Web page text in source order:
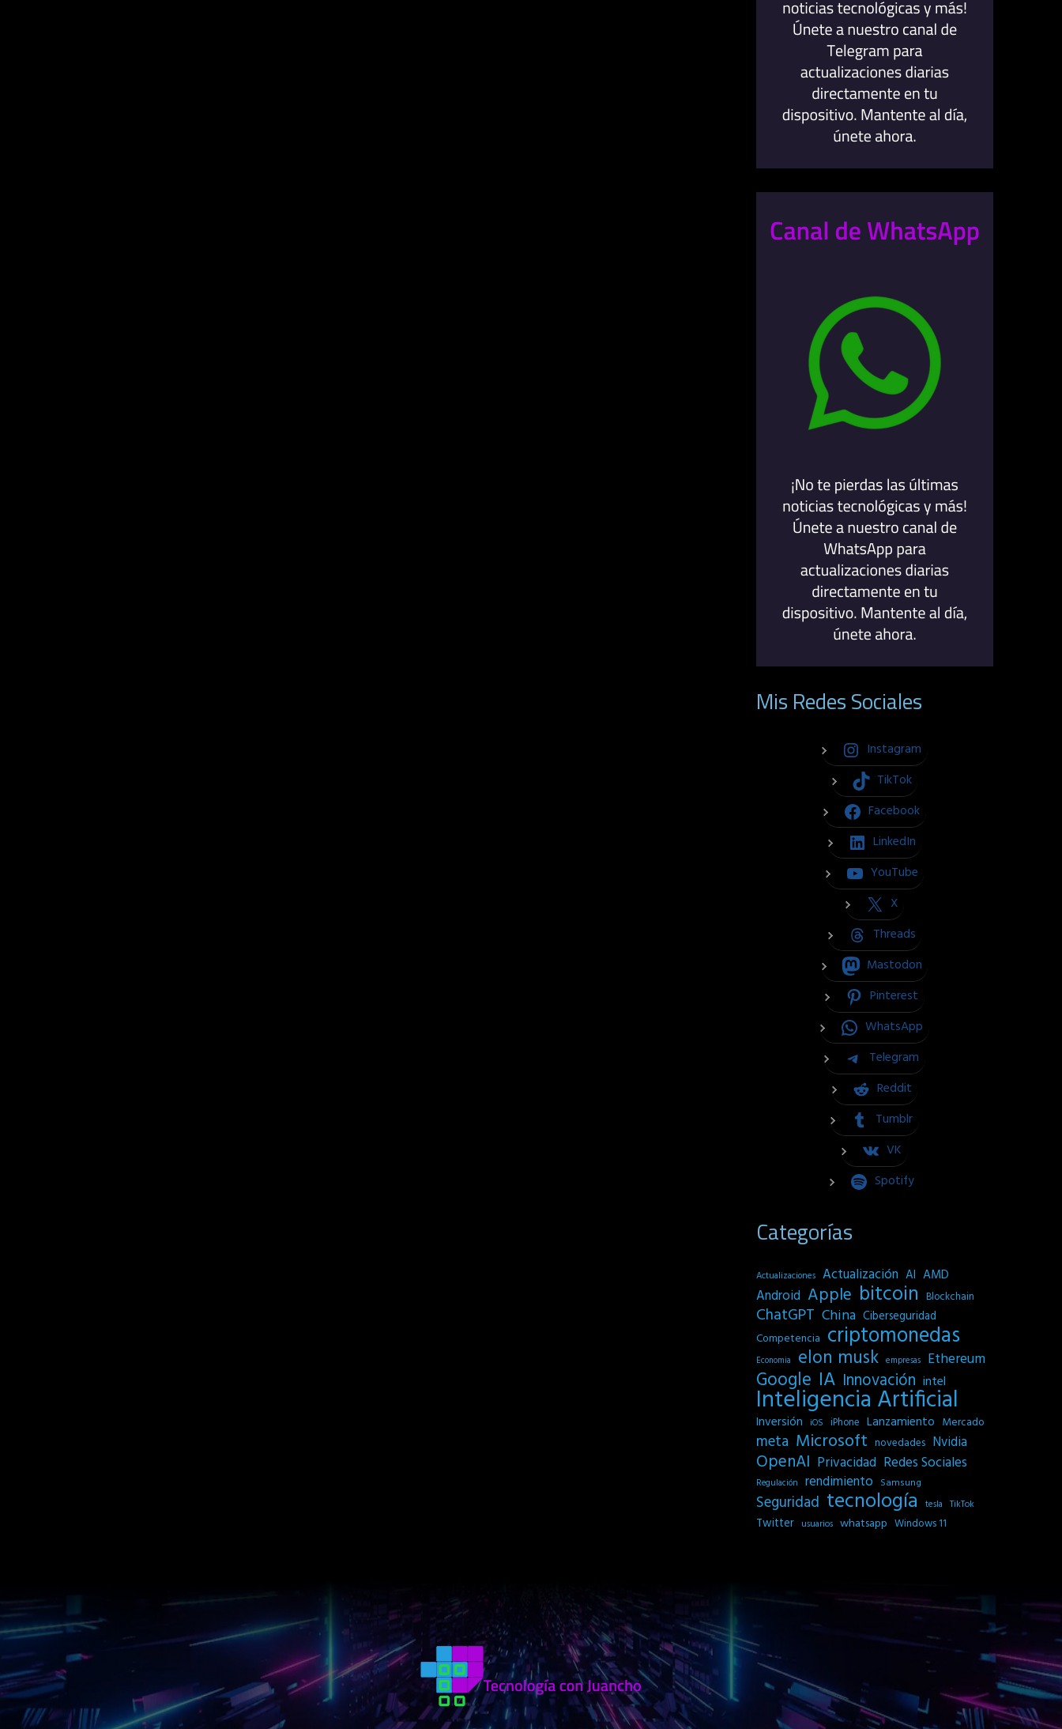
Mis Redes Sociales
Instagram
TikTok
Facebook
LinkedIn
YouTube
X
Threads
Mastodon
Pinterest
WhatsApp
Telegram
Reddit
Tumblr
VK
Spotify
Categorías
Actualizaciones Actualización AI AMD
Android Apple bitcoin Blockchain
ChatGPT China Ciberseguridad
Competencia criptomonedas
Economia elon musk empresas Ethereum
Google IA Innovación intel
Inteligencia Artificial
Inversión iOS iPhone Lanzamiento Mercado
meta Microsoft novedades Nvidia
OpenAI Privacidad Redes Sociales
Regulación rendimiento Samsung
Seguridad tecnología tesla TikTok
Twitter usuarios whatsapp Windows 11